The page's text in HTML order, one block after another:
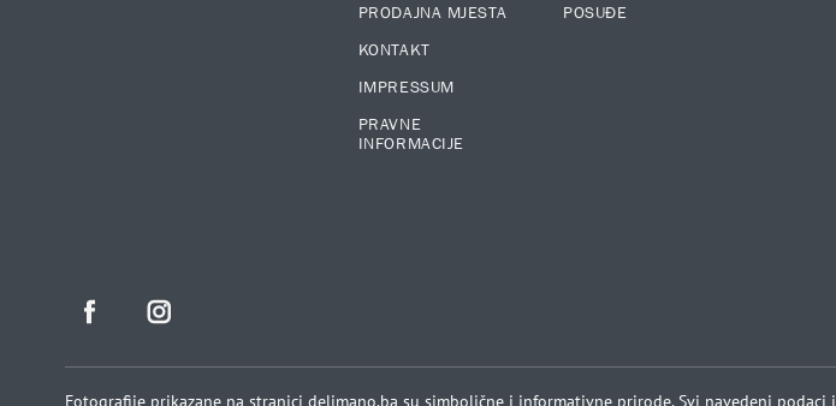
PRODAJNA MJESTA
KONTAKT
IMPRESSUM
PRAVNE
INFORMACIJE
POSUĐE
Fotografije prikazane na stranici delimano.ba su simbolične i informativne prirode. Svi navedeni podaci i